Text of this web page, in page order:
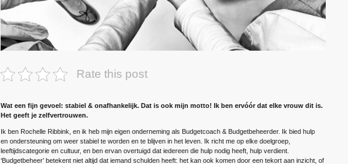
Rate this post
Wat een fijn gevoel: stabiel & onafhankelijk. Dat is ook mijn motto! Ik ben ervóór dat elke vrouw dit is.
Het geeft je zelfvertrouwen.
Ik ben Rochelle Ribbink, en ik heb mijn eigen ­onderneming als Budgetcoach & Budgetbeheerder. Ik bied hulp
en ­ondersteuning om weer stabiel te worden en te blijven in het leven. Ik richt me op elke doelgroep,
leeftijdscategorie en cultuur, en ben ervan overtuigd dat iedereen die hulp nodig heeft, hulp verdient.
‘Budgetbeheer’ betekent niet altijd dat iemand schulden heeft: het kan ook komen door een tekort aan inzicht, of